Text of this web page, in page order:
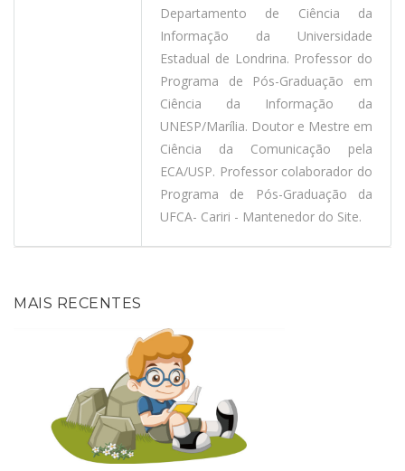
Departamento de Ciência da
Informação da Universidade
Estadual de Londrina. Professor do
Programa de Pós-Graduação em
Ciência da Informação da
UNESP/Marília. Doutor e Mestre em
Ciência da Comunicação pela
ECA/USP. Professor colaborador do
Programa de Pós-Graduação da
UFCA- Cariri - Mantenedor do Site.
MAIS RECENTES